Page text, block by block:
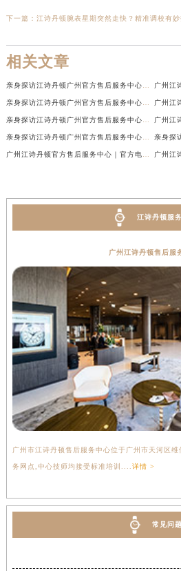
下一篇： 江诗丹顿腕表星期突然走快？精准调校有妙
相关文章
江诗丹顿服
广州江诗丹顿售后服
广州市江诗丹顿售后服务中心位于广州市天河区
务网点,中心技师均接受标准培训....详情 >
常见问题